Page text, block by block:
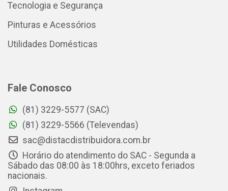
Tecnologia e Segurança
Pinturas e Acessórios
Utilidades Domésticas
Fale Conosco
(81) 3229-5577 (SAC)
(81) 3229-5566 (Televendas)
sac@distacdistribuidora.com.br
Horário do atendimento do SAC - Segunda a
Sábado das 08:00 às 18:00hrs, exceto feriados
nacionais.